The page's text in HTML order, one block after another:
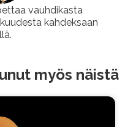
vauhdikasta
kahdeksaan
myös näistä